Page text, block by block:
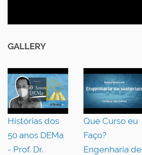
GALLERY
Histórias dos
50 anos DEMa
- Prof. Dr.
Que Curso eu
Faço?
Engenharia de